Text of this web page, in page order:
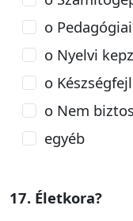
o
o Nyelvi
o
o Nem
egyéb
17. Életkora?